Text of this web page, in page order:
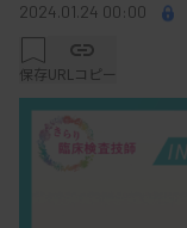
2024.01.24 00:00
保存URLコピー